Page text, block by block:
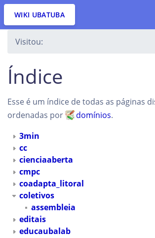
WIKI UBATUBA
Visitou:
Índice
Esse é um índice de todas as páginas
ordenadas por
domínios.
3min
cc
cienciaaberta
cmpc
coadapta_litoral
coletivos
assembleia
editais
educaubalab